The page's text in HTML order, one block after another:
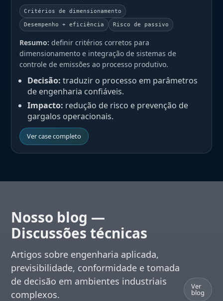
Critérios de dimensionamento
Desempenho + eficiência Risco de passivo
Resumo: definir critérios corretos para
dimensionamento e integração de sistemas de
controle de emissões ao processo produtivo.
Decisão: traduzir o processo em parâmetros
de engenharia confiáveis.
Impacto: redução de risco e prevenção de
gargalos operacionais.
Ver case completo
Nosso blog —
Discussões técnicas
Artigos sobre engenharia aplicada,
previsibilidade, conformidade e tomada
de decisão em ambientes industriais
complexos.
Ver
blog